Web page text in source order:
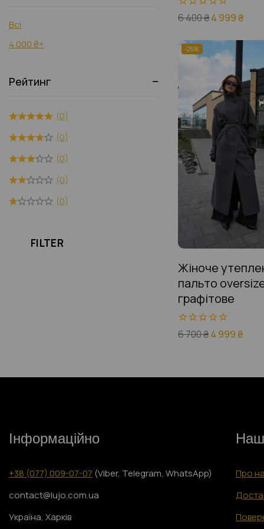
0
з
6 400₴4 999₴
-25%
Жіноче
пальто
графітове
0
з
6 700₴4 999₴
Всі
4 000₴+
Рейтинг
(0)
(0)
(0)
(0)
(0)
FILTER
Інформаційно
+38 (077) 009-07-07 (Viber, Telegram, WhatsApp)
contact@lujo.com.ua
Україна, Харків
Про